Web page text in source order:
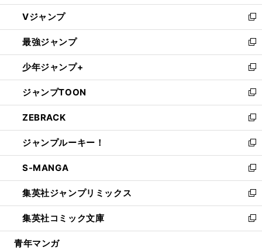
ウ
ィ
ン
ド
ウ
で
開
く
し
い
ウ
ィ
ン
ド
ウ
で
開
く
Vジャンプ
新
し
い
ウ
ィ
ン
ド
ウ
で
開
く
最強ジャンプ
新
し
い
ウ
ィ
ン
ド
ウ
で
開
く
少年ジャンプ+
新
し
い
ウ
ィ
ン
ド
ウ
で
開
く
ジャンプTOON
新
し
い
ウ
ィ
ン
ド
ウ
で
開
く
ZEBRACK
新
し
い
ウ
ィ
ン
ド
ウ
で
開
ジャンプルーキー！
新
し
い
ウ
ィ
ン
ド
ウ
S-MANGA
新
し
い
ウ
ィ
ン
集英社ジャンプリミックス
新
し
い
ウ
集英社コミック文庫
新
し
青年マンガ